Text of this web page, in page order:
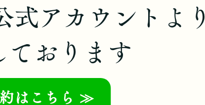
アカウントより
ております
はこちら ≫